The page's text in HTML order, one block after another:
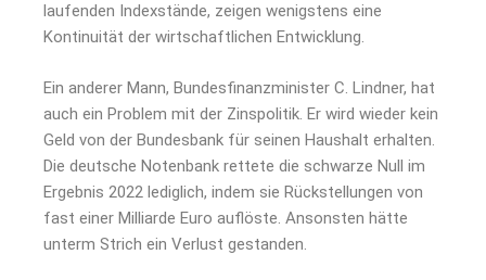
laufenden Indexstände, zeigen wenigstens eine
Kontinuität der wirtschaftlichen Entwicklung.
Ein anderer Mann, Bundesfinanzminister C. Lindner, hat
auch ein Problem mit der Zinspolitik. Er wird wieder kein
Geld von der Bundesbank für seinen Haushalt erhalten.
Die deutsche Notenbank rettete die schwarze Null im
Ergebnis 2022 lediglich, indem sie Rückstellungen von
fast einer Milliarde Euro auflöste. Ansonsten hätte
unterm Strich ein Verlust gestanden.